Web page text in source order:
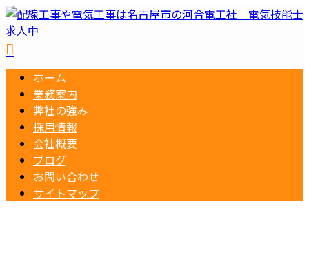
ホーム
業務案内
弊社の強み
採用情報
会社概要
ブログ
お問い合わせ
サイトマップ